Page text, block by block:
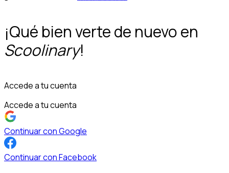
¡Qué bien verte de nuevo en
Scoolinary!
Accede a tu cuenta
Accede a tu cuenta
Continuar con Google
Continuar con Facebook